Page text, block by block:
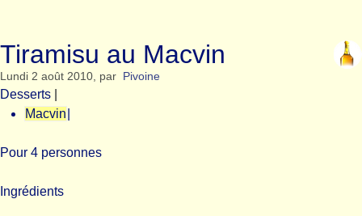
Tiramisu au Macvin
Lundi 2 août 2010, par Pivoine
Desserts
Macvin
Pour 4 personnes
Ingrédients